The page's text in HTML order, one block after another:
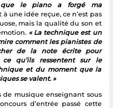
le piano a forgé ma
une idée reçue, ce n’est pas
mais la qualité du son et
« La technique est un
comment les pianistes de
de la note écrite pour
qu’ils ressentent sur le
et du moment que la
se valent. »
de musique enseignant sous
d’entrée passé cette